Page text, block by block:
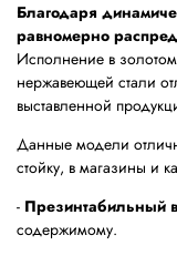
Благодаря
равномерно
Исполнение в
нержавеющей стали
выставленной
Данные модели
стойку, в магазины и
- Презинтабильный
содержимому.